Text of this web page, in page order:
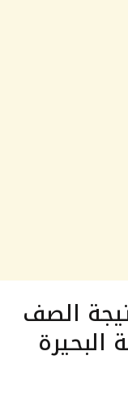
الصف
البحيرة